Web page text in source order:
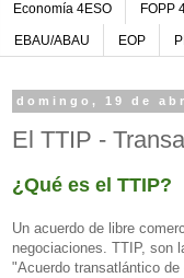
Economía 4ESO FOPP
EBAU/ABAU EOP
domingo, 19 de
El TTIP -
¿Qué es el TTIP?
Un acuerdo de libre
negociaciones. TTIP, son
"Acuerdo transatlántico